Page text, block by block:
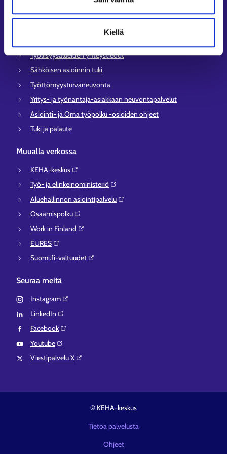
Kiellä
Tietoa muilla kielillä
Työllisyysalueiden yhteystiedot
Sähköisen asioinnin tuki
Työttömyysturvaneuvonta
Yritys- ja työnantaja-asiakkaan neuvontapalvelut
Asiointi- ja Oma työpolku -osioiden ohjeet
Tuki ja palaute
Muualla verkossa
KEHA-keskus⁠
Työ- ja elinkeinoministeriö⁠
Aluehallinnon asiointipalvelu⁠
Osaamispolku⁠
Work in Finland⁠
EURES⁠
Suomi.fi-valtuudet⁠
Seuraa meitä
Instagram⁠
LinkedIn⁠
Facebook⁠
Youtube⁠
Viestipalvelu X⁠
© KEHA-keskus
Tietoa palvelusta
Ohjeet